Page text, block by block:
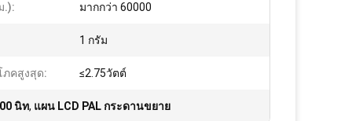
.): มากกว่า 60000
1 กรัม
ภคสูงสุด: ≤2.75วัตต์
นิท, แผน LCD PAL กระดานขยาย